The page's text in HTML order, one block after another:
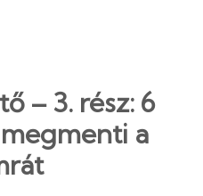
– 3. rész: 6
a